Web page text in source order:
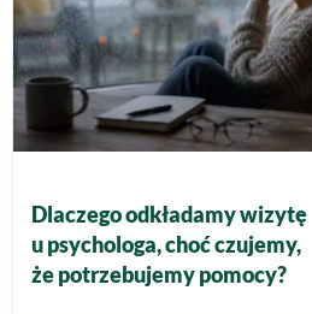
Dlaczego odkładamy wizytę
u psychologa, choć czujemy,
że potrzebujemy pomocy?